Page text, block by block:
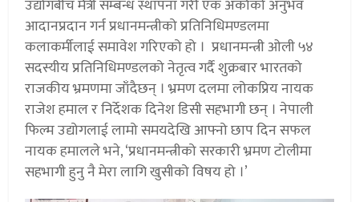
उद्योगबीच मैत्री सम्बन्ध स्थापना गरी एक अर्काको अनुभव
आदानप्रदान गर्न प्रधानमन्त्रीको प्रतिनिधिमण्डलमा
कलाकर्मीलाई समावेश गरिएको हो । प्रधानमन्त्री ओली ५४
सदस्यीय प्रतिनिधिमण्डलको नेतृत्व गर्दै शुक्रबार भारतको
राजकीय भ्रमणमा जाँदैछन् । भ्रमण दलमा लोकप्रिय नायक
राजेश हमाल र निर्देशक दिनेश डिसी सहभागी छन् । नेपाली
फिल्म उद्योगलाई लामो समयदेखि आफ्नो छाप दिन सफल
नायक हमालले भने, ‘प्रधानमन्त्रीको सरकारी भ्रमण टोलीमा
सहभागी हुनु नै मेरा लागि खुसीको विषय हो ।’